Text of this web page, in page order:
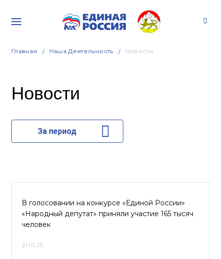
Главная Наша Деятельность Новости
Новости
За период
В голосовании на конкурсе «Единой России»
«Народный депутат» приняли участие 165 тысяч
человек
21.10.25